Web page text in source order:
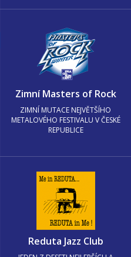
Zimní Masters of Rock
ZIMNÍ MUTACE NEJVĚTŠÍHO
METALOVÉHO FESTIVALU V ČESKÉ
REPUBLICE
Reduta Jazz Club